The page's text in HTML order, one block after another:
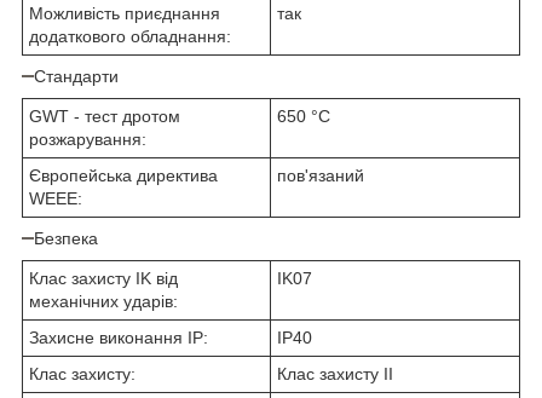
Можливість приєднання
додаткового обладнання:
так
Стандарти
GWT - тест дротом
розжарування:
650 °C
Європейська директива
WEEE:
пов'язаний
Безпека
Клас захисту IK від
механічних ударів:
IK07
Захисне виконання ІР:
IP40
Клас захисту:
Клас захисту IІ